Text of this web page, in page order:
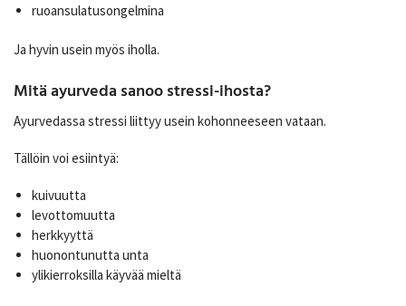
ruoansulatusongelmina
Ja hyvin usein myös iholla.
Mitä ayurveda sanoo stressi-ihosta?
Ayurvedassa stressi liittyy usein kohonneeseen vataan.
Tällöin voi esiintyä:
kuivuutta
levottomuutta
herkkyyttä
huonontunutta unta
ylikierroksilla käyvää mieltä